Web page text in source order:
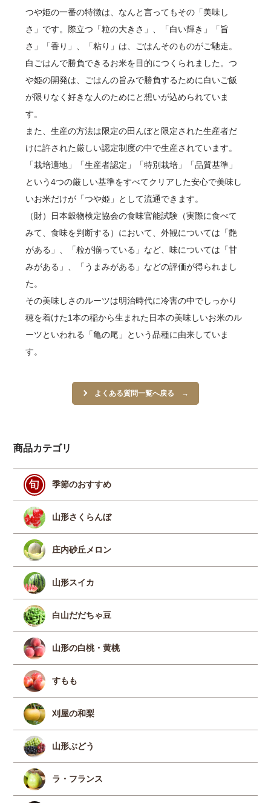
つや姫の一番の特徴は、なんと言ってもその「美味し
さ」です。際立つ「粒の大きさ」、「白い輝き」「旨
さ」「香り」、「粘り」は、ごはんそのものがご馳走。
白ごはんで勝負できるお米を目的につくられました。つ
や姫の開発は、ごはんの旨みで勝負するために白いご飯
が限りなく好きな人のためにと想いが込められていま
す。
また、生産の方法は限定の田んぼと限定された生産者だ
けに許された厳しい認定制度の中で生産されています。
「栽培適地」「生産者認定」「特別栽培」「品質基準」
という4つの厳しい基準をすべてクリアした安心で美味し
いお米だけが「つや姫」として流通できます。
（財）日本穀物検定協会の食味官能試験（実際に食べて
みて、食味を判断する）において、外観については「艶
がある」、「粒が揃っている」など、味については「甘
みがある」、「うまみがある」などの評価が得られまし
た。
その美味しさのルーツは明治時代に冷害の中でしっかり
穂を着けた1本の稲から生まれた日本の美味しいお米のル
ーツといわれる「亀の尾」という品種に由来していま
す。
よくある質問一覧へ戻る
商品カテゴリ
季節のおすすめ
山形さくらんぼ
庄内砂丘メロン
山形スイカ
白山だだちゃ豆
山形の白桃・黄桃
すもも
刈屋の和梨
山形ぶどう
ラ・フランス